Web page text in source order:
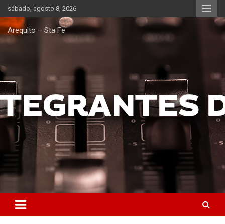
Saltar
al
contenido
sábado, agosto 8, 2026
Arequito – Sta Fe